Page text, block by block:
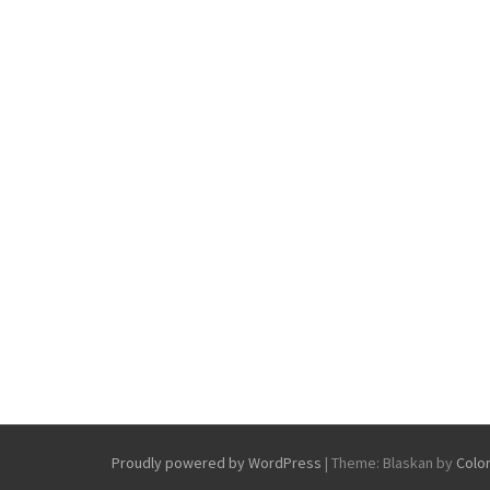
Proudly powered by WordPress | Theme: Blaskan by